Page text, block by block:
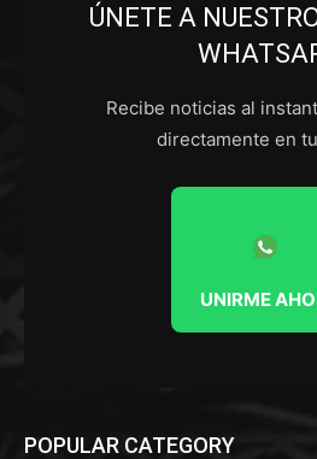
ÚNETE A
Recibe noticias al
directamente en
UNIRME
POPULAR CATEGORY